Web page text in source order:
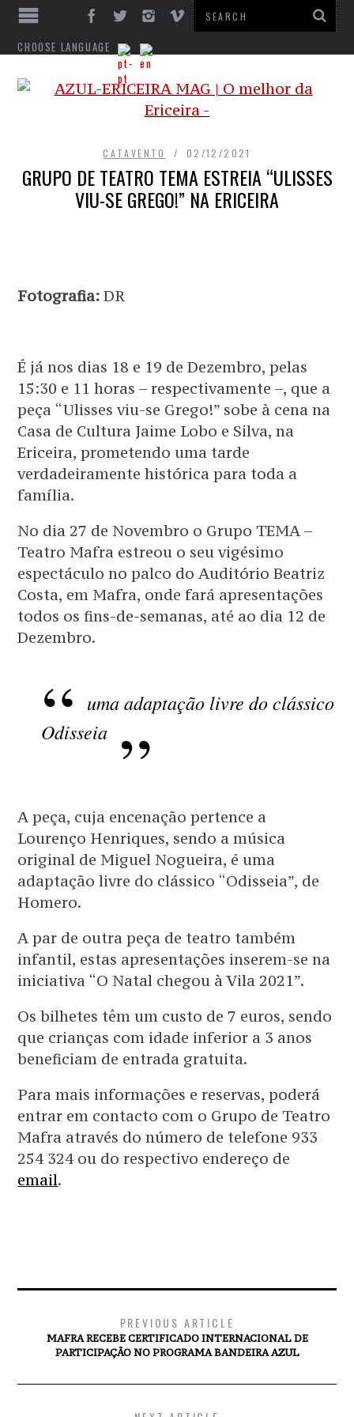
CHOOSE LANGUAGE
CATAVENTO 02/12/2021
GRUPO DE TEATRO TEMA ESTREIA “ULISSES
VIU-SE GREGO!” NA ERICEIRA
Fotografia:DR
É já nos dias 18 e 19 de Dezembro, pelas
15:30 e 11 horas – respectivamente –, que a
peça “Ulisses viu-se Grego!” sobe à cena na
Casa de Cultura Jaime Lobo e Silva, na
Ericeira, prometendo uma tarde
verdadeiramente histórica para toda a
família.
No dia 27 de Novembro o Grupo TEMA –
Teatro Mafra estreou o seu vigésimo
espectáculo no palco do Auditório Beatriz
Costa, em Mafra, onde fará apresentações
todos os fins-de-semanas, até ao dia 12 de
Dezembro.
uma adaptação livre do clássico
Odisseia
A peça, cuja encenação pertence a
Lourenço Henriques, sendo a música
original de Miguel Nogueira, é uma
adaptação livre do clássico “Odisseia”, de
Homero.
A par de outra peça de teatro também
infantil, estas apresentações inserem-se na
iniciativa “O Natal chegou à Vila 2021”.
Os bilhetes têm um custo de 7 euros, sendo
que crianças com idade inferior a 3 anos
beneficiam de entrada gratuita.
Para mais informações e reservas, poderá
entrar em contacto com o Grupo de Teatro
Mafra através do número de telefone 933
254 324 ou do respectivo endereço de
email.
PREVIOUS ARTICLE
MAFRA RECEBE CERTIFICADO INTERNACIONAL DE
PARTICIPAÇÃO NO PROGRAMA BANDEIRA AZUL